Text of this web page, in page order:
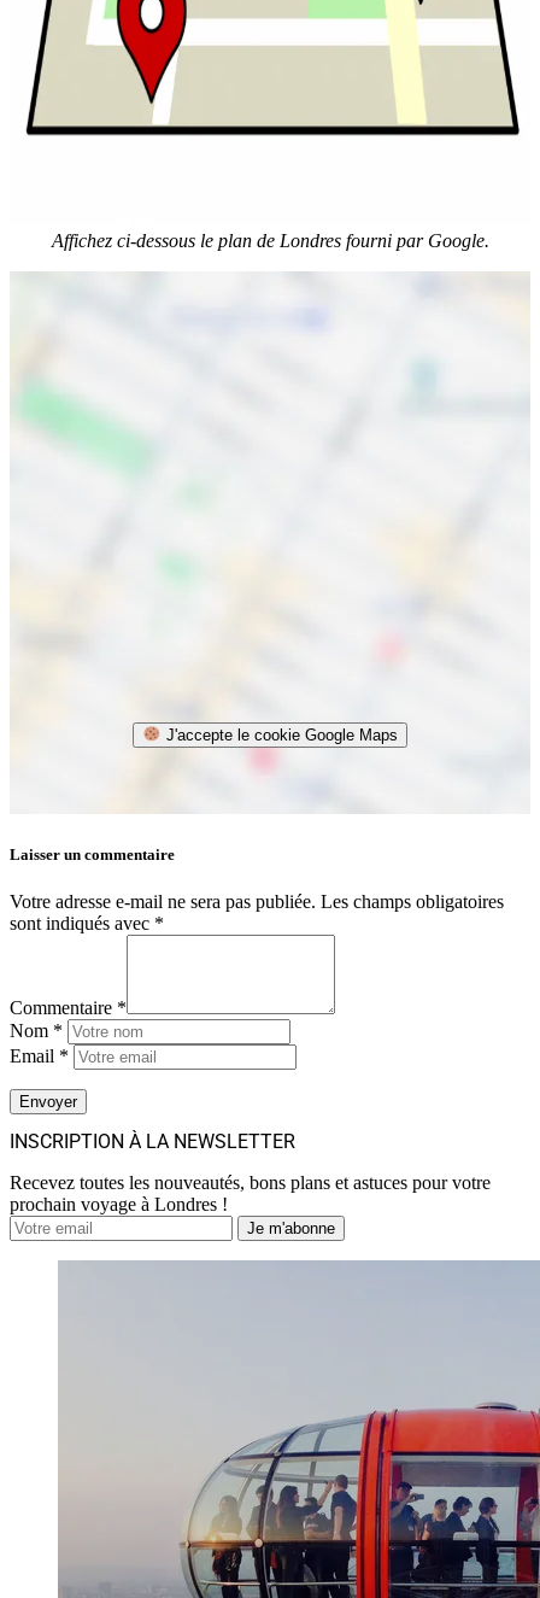
Affichez ci-dessous le plan de Londres fourni par Google.
J'accepte le cookie Google Maps
Laisser un commentaire
Votre adresse e-mail ne sera pas publiée. Les champs obligatoires
sont indiqués avec *
Commentaire *
Nom *
Email *
INSCRIPTION À LA NEWSLETTER
Recevez toutes les nouveautés, bons plans et astuces pour votre
prochain voyage à Londres !
Je m'abonne